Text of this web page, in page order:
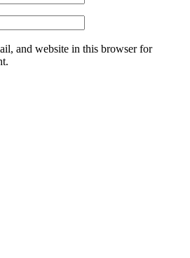
and website in this browser for